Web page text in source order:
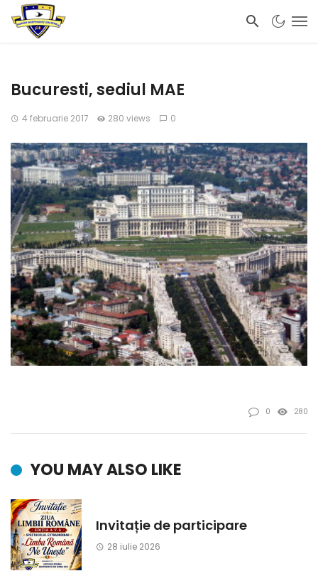
Bucuresti, sediul MAE
4 februarie 2017 280 views 0
0 280
YOU MAY ALSO LIKE
Invitație de participare
28 iulie 2026